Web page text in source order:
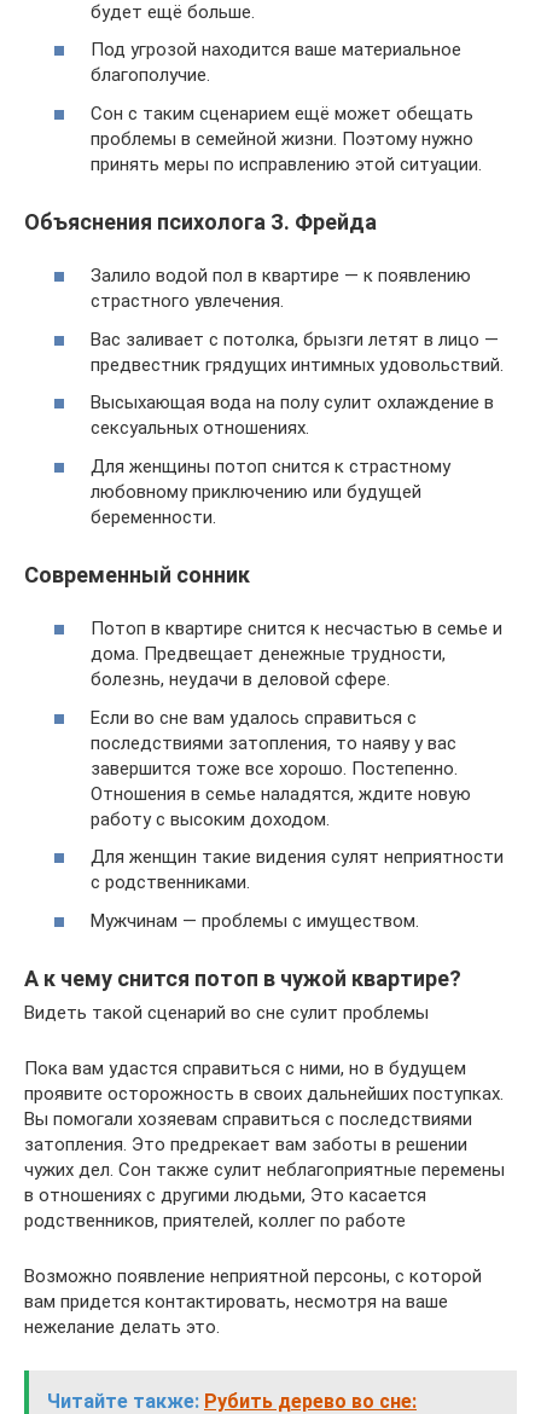
будет ещё больше.
Под угрозой находится ваше материальное
благополучие.
Сон с таким сценарием ещё может обещать
проблемы в семейной жизни. Поэтому нужно
принять меры по исправлению этой ситуации.
Объяснения психолога З. Фрейда
Залило водой пол в квартире — к появлению
страстного увлечения.
Вас заливает с потолка, брызги летят в лицо —
предвестник грядущих интимных удовольствий.
Высыхающая вода на полу сулит охлаждение в
сексуальных отношениях.
Для женщины потоп снится к страстному
любовному приключению или будущей
беременности.
Современный сонник
Потоп в квартире снится к несчастью в семье и
дома. Предвещает денежные трудности,
болезнь, неудачи в деловой сфере.
Если во сне вам удалось справиться с
последствиями затопления, то наяву у вас
завершится тоже все хорошо. Постепенно.
Отношения в семье наладятся, ждите новую
работу с высоким доходом.
Для женщин такие видения сулят неприятности
с родственниками.
Мужчинам — проблемы с имуществом.
А к чему снится потоп в чужой квартире?
Видеть такой сценарий во сне сулит проблемы
Пока вам удастся справиться с ними, но в будущем
проявите осторожность в своих дальнейших поступках.
Вы помогали хозяевам справиться с последствиями
затопления. Это предрекает вам заботы в решении
чужих дел. Сон также сулит неблагоприятные перемены
в отношениях с другими людьми, Это касается
родственников, приятелей, коллег по работе
Возможно появление неприятной персоны, с которой
вам придется контактировать, несмотря на ваше
нежелание делать это.
Читайте также: Рубить дерево во сне: